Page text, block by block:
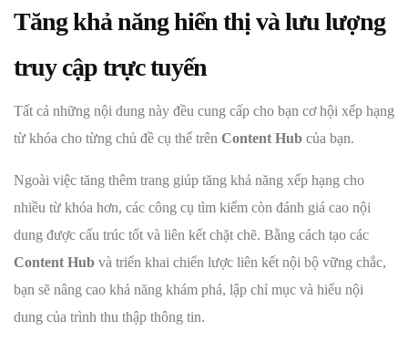
Tăng khả năng hiển thị và lưu lượng
truy cập trực tuyến
Tất cả những nội dung này đều cung cấp cho bạn cơ hội xếp hạng
từ khóa cho từng chủ đề cụ thể trên Content Hub của bạn.
Ngoài việc tăng thêm trang giúp tăng khả năng xếp hạng cho
nhiều từ khóa hơn, các công cụ tìm kiếm còn đánh giá cao nội
dung được cấu trúc tốt và liên kết chặt chẽ. Bằng cách tạo các
Content Hub và triển khai chiến lược liên kết nội bộ vững chắc,
bạn sẽ nâng cao khả năng khám phá, lập chỉ mục và hiểu nội
dung của trình thu thập thông tin.